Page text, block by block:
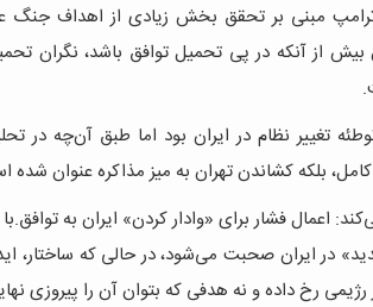
مبنی بر تحقق بخش زیادی از اهداف جنگ
از آنکه در پی تحمیل توافق باشد، نگران
تغییر نظام در ایران بود اما طبق آن‌چه در
بلکه کشاندن تهران به میز مذاکره عنوان شده
اعمال فشار برای «وادار کردن» ایران به
در ایران صحبت می‌شود، در حالی که ساختار،
رخ داده و نه هدفی که بتوان آن را پیروزی